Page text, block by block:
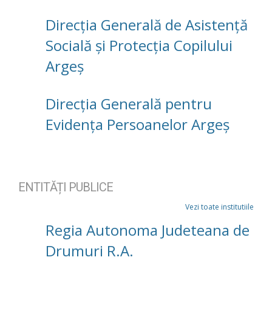
Direcţia Generală de Asistenţă
Socială şi Protecţia Copilului
Argeş
Direcția Generală pentru
Evidența Persoanelor Argeș
ENTITĂȚI PUBLICE
Vezi toate institutiile
Regia Autonoma Judeteana de
Drumuri R.A.